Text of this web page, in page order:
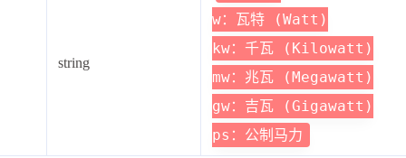
string
w：瓦特 (Watt)
kw：千瓦 (Kilowatt)
mw：兆瓦 (Megawatt)
gw：吉瓦 (Gigawatt)
ps：公制马力